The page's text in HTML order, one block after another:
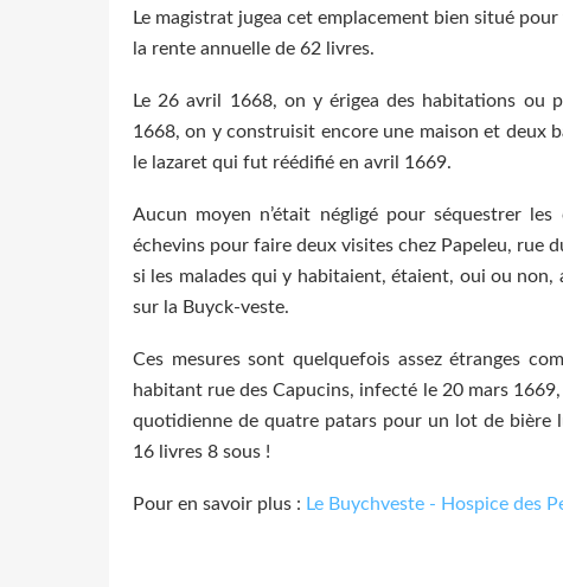
Le magistrat jugea cet emplacement bien situé
la rente annuelle de 62 livres.
Le 26 avril 1668, on y érigea des habitations ou
1668, on y construisit encore une maison et deux
le lazaret qui fut réédifié en avril 1669.
Aucun moyen n’était négligé pour séquestrer
échevins pour faire deux visites chez Papeleu, rue
si les malades qui y habitaient, étaient, oui ou non,
sur la Buyck-veste.
Ces mesures sont quelquefois assez étranges
habitant rue des Capucins, infecté le 20 mars
quotidienne de quatre patars pour un lot de bière
16 livres 8 sous !
Pour en savoir plus : Le Buychveste - Hospice des